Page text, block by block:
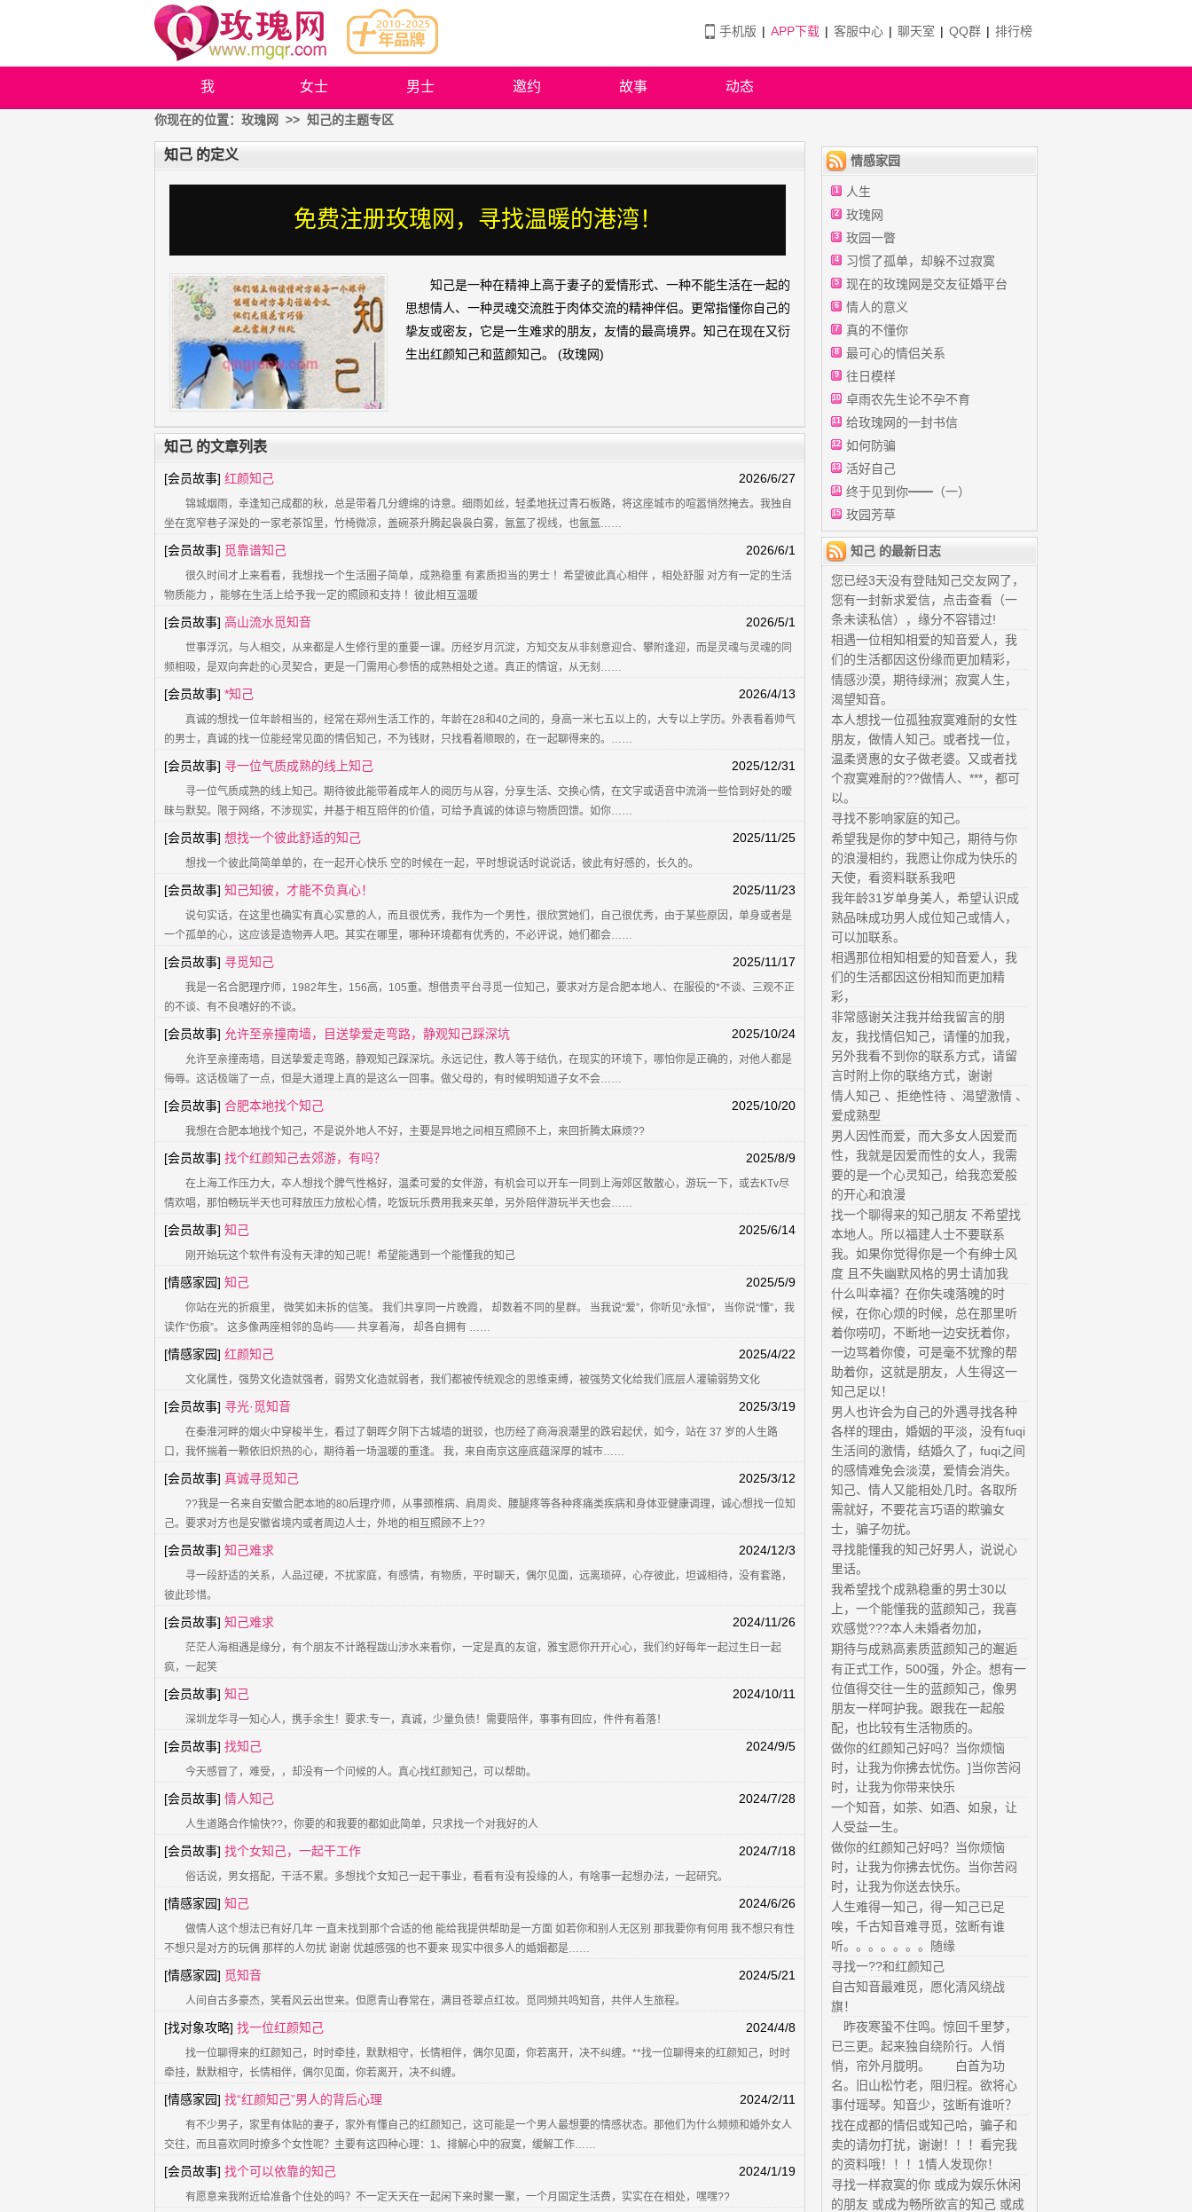
手机版 | APP下载 | 客服中心 | 聊天室 | QQ群 | 排行榜
我 女士 男士 邀约 故事 动态
你现在的位置： 玫瑰网 >> 知己的主题专区
知己 的定义
免费注册玫瑰网，寻找温暖的港湾！
知己是一种在精神上高于妻子的爱情形式、一种不能生活在一起的
思想情人、一种灵魂交流胜于肉体交流的精神伴侣。更常指懂你自己的
挚友或密友，它是一生难求的朋友，友情的最高境界。知己在现在又衍
生出红颜知己和蓝颜知己。 (玫瑰网)
知己 的文章列表
2026/6/27
[会员故事] 红颜知己
锦城烟雨，幸逢知己成都的秋，总是带着几分缠绵的诗意。细雨如丝，轻柔地抚过青石板路，将这座城市的喧嚣悄然掩去。我独自
坐在宽窄巷子深处的一家老茶馆里，竹椅微凉，盖碗茶升腾起袅袅白雾，氤氲了视线，也氤氲……
2026/6/1
[会员故事] 觅靠谱知己
很久时间才上来看看，我想找一个生活圈子简单，成熟稳重 有素质担当的男士 ！希望彼此真心相伴 ，相处舒服 对方有一定的生活
物质能力 ，能够在生活上给予我一定的照顾和支持 ！彼此相互温暖
2026/5/1
[会员故事] 高山流水觅知音
世事浮沉，与人相交，从来都是人生修行里的重要一课。历经岁月沉淀，方知交友从非刻意迎合、攀附逢迎，而是灵魂与灵魂的同
频相吸，是双向奔赴的心灵契合，更是一门需用心参悟的成熟相处之道。真正的情谊，从无刻……
2026/4/13
[会员故事] *知己
真诚的想找一位年龄相当的，经常在郑州生活工作的，年龄在28和40之间的，身高一米七五以上的，大专以上学历。外表看着帅气
的男士，真诚的找一位能经常见面的情侣知己，不为钱财，只找看着顺眼的，在一起聊得来的。……
2025/12/31
[会员故事] 寻一位气质成熟的线上知己
寻一位气质成熟的线上知己。期待彼此能带着成年人的阅历与从容，分享生活、交换心情，在文字或语音中流淌一些恰到好处的暧
昧与默契。限于网络，不涉现实，并基于相互陪伴的价值，可给予真诚的体谅与物质回馈。如你……
2025/11/25
[会员故事] 想找一个彼此舒适的知己
想找一个彼此简简单单的，在一起开心快乐 空的时候在一起，平时想说话时说说话，彼此有好感的，长久的。
2025/11/23
[会员故事] 知己知彼，才能不负真心！
说句实话，在这里也确实有真心实意的人，而且很优秀，我作为一个男性，很欣赏她们，自己很优秀，由于某些原因，单身或者是
一个孤单的心，这应该是造物弄人吧。其实在哪里，哪种环境都有优秀的，不必评说，她们都会……
2025/11/17
[会员故事] 寻觅知己
我是一名合肥理疗师，1982年生，156高，105重。想借贵平台寻觅一位知己，要求对方是合肥本地人、在服役的*不谈、三观不正
的不谈、有不良嗜好的不谈。
2025/10/24
[会员故事] 允许至亲撞南墙，目送挚爱走弯路，静观知己踩深坑
允许至亲撞南墙，目送挚爱走弯路，静观知己踩深坑。永远记住，教人等于结仇，在现实的环境下，哪怕你是正确的，对他人都是
侮辱。这话极端了一点，但是大道理上真的是这么一回事。做父母的，有时候明知道子女不会……
2025/10/20
[会员故事] 合肥本地找个知己
我想在合肥本地找个知己，不是说外地人不好，主要是异地之间相互照顾不上，来回折腾太麻烦??
2025/8/9
[会员故事] 找个红颜知己去郊游，有吗？
在上海工作压力大，夲人想找个脾气性格好，温柔可爱的女伴游，有机会可以开车一同到上海郊区散散心，游玩一下，或去KTv尽
情欢唱，那怕畅玩半天也可释放压力放松心情，吃饭玩乐费用我来买单，另外陪伴游玩半天也会……
2025/6/14
[会员故事] 知己
刚开始玩这个软件有没有天津的知己呢！希望能遇到一个能懂我的知己
2025/5/9
[情感家园] 知己
你站在光的折痕里， 微笑如未拆的信笺。 我们共享同一片晚霞， 却数着不同的星群。 当我说“爱”，你听见“永恒”， 当你说“懂”，我
读作“伤痕”。 这多像两座相邻的岛屿—— 共享着海， 却各自拥有 ……
2025/4/22
[情感家园] 红颜知己
文化属性，强势文化造就强者，弱势文化造就弱者，我们都被传统观念的思维束缚，被强势文化给我们底层人灌输弱势文化
2025/3/19
[会员故事] 寻光·觅知音
在秦淮河畔的烟火中穿梭半生，看过了朝晖夕阴下古城墙的斑驳，也历经了商海浪潮里的跌宕起伏，如今，站在 37 岁的人生路
口，我怀揣着一颗依旧炽热的心，期待着一场温暖的重逢。 我，来自南京这座底蕴深厚的城市……
2025/3/12
[会员故事] 真诚寻觅知己
??我是一名来自安徽合肥本地的80后理疗师，从事颈椎病、肩周炎、腰腿疼等各种疼痛类疾病和身体亚健康调理，诚心想找一位知
己。要求对方也是安徽省境内或者周边人士，外地的相互照顾不上??
2024/12/3
[会员故事] 知己难求
寻一段舒适的关系，人品过硬，不扰家庭，有感情，有物质，平时聊天，偶尔见面，远离琐碎，心存彼此，坦诚相待，没有套路，
彼此珍惜。
2024/11/26
[会员故事] 知己难求
茫茫人海相遇是缘分，有个朋友不计路程跋山涉水来看你，一定是真的友谊，雅宝愿你开开心心，我们约好每年一起过生日一起
疯，一起笑
2024/10/11
[会员故事] 知己
深圳龙华寻一知心人，携手余生！要求:专一，真诚，少量负债！需要陪伴，事事有回应，件件有着落！
2024/9/5
[会员故事] 找知己
今天感冒了，难受，，却没有一个问候的人。真心找红颜知己，可以帮助。
2024/7/28
[会员故事] 情人知己
人生道路合作愉快??，你要的和我要的都如此简单，只求找一个对我好的人
2024/7/18
[会员故事] 找个女知己，一起干工作
俗话说，男女搭配，干活不累。多想找个女知己一起干事业，看看有没有投缘的人，有啥事一起想办法，一起研究。
2024/6/26
[情感家园] 知己
做情人这个想法已有好几年 一直未找到那个合适的他 能给我提供帮助是一方面 如若你和别人无区别 那我要你有何用 我不想只有性
不想只是对方的玩偶 那样的人勿扰 谢谢 优越感强的也不要来 现实中很多人的婚姻都是……
2024/5/21
[情感家园] 觅知音
人间自古多豪杰，笑看风云出世来。但愿青山春常在，满目苍翠点红妆。觅同频共鸣知音，共伴人生旅程。
2024/4/8
[找对象攻略] 找一位红颜知己
找一位聊得来的红颜知己，时时牵挂，默默相守，长情相伴，偶尔见面，你若离开，决不纠缠。**找一位聊得来的红颜知己，时时
牵挂，默默相守，长情相伴，偶尔见面，你若离开，决不纠缠。
2024/2/11
[情感家园] 找“红颜知己”男人的背后心理
有不少男子，家里有体贴的妻子，家外有懂自己的红颜知己，这可能是一个男人最想要的情感状态。那他们为什么频频和婚外女人
交往，而且喜欢同时撩多个女性呢？主要有这四种心理：1、排解心中的寂寞，缓解工作……
2024/1/19
[会员故事] 找个可以依靠的知己
有愿意来我附近给准备个住处的吗？不一定天天在一起闲下来时聚一聚，一个月固定生活费，实实在在相处，嘿嘿??
情感家园
1 人生
2 玫瑰网
3 玫园一瞥
4 习惯了孤单，却躲不过寂寞
5 现在的玫瑰网是交友征婚平台
6 情人的意义
7 真的不懂你
8 最可心的情侣关系
9 往日模样
10 卓雨农先生论不孕不育
11 给玫瑰网的一封书信
12 如何防骗
13 活好自己
14 终于见到你━━（一）
15 玫园芳草
知己 的最新日志
您已经3天没有登陆知己交友网了，
您有一封新求爱信，点击查看（一
条未读私信），缘分不容错过!
相遇一位相知相爱的知音爱人，我
们的生活都因这份缘而更加精彩，
情感沙漠，期待绿洲；寂寞人生，
渴望知音。
本人想找一位孤独寂寞难耐的女性
朋友，做情人知己。或者找一位，
温柔贤惠的女子做老婆。又或者找
个寂寞难耐的??做情人、***，都可
以。
寻找不影响家庭的知己。
希望我是你的梦中知己，期待与你
的浪漫相约，我愿让你成为快乐的
天使，看资料联系我吧
我年龄31岁单身美人，希望认识成
熟品味成功男人成位知己或情人，
可以加联系。
相遇那位相知相爱的知音爱人，我
们的生活都因这份相知而更加精
彩，
非常感谢关注我并给我留言的朋
友，我找情侣知己，请懂的加我，
另外我看不到你的联系方式，请留
言时附上你的联络方式，谢谢
情人知己 、拒绝性待 、渴望激情 、
爱成熟型
男人因性而爱，而大多女人因爱而
性，我就是因爱而性的女人，我需
要的是一个心灵知己，给我恋爱般
的开心和浪漫
找一个聊得来的知己朋友 不希望找
本地人。所以福建人士不要联系
我。如果你觉得你是一个有绅士风
度 且不失幽默风格的男士请加我
什么叫幸福？在你失魂落魄的时
候，在你心烦的时候，总在那里听
着你唠叨，不断地一边安抚着你，
一边骂着你傻，可是毫不犹豫的帮
助着你，这就是朋友，人生得这一
知己足以！
男人也许会为自己的外遇寻找各种
各样的理由，婚姻的平淡，没有fuqi
生活间的激情，结婚久了，fuqi之间
的感情难免会淡漠，爱情会消失。
知己、情人又能相处几时。各取所
需就好，不要花言巧语的欺骗女
士，骗子勿扰。
寻找能懂我的知己好男人，说说心
里话。
我希望找个成熟稳重的男士30以
上，一个能懂我的蓝颜知己，我喜
欢感觉???本人未婚者勿加，
期待与成熟高素质蓝颜知己的邂逅
有正式工作，500强，外企。想有一
位值得交往一生的蓝颜知己，像男
朋友一样呵护我。跟我在一起般
配，也比较有生活物质的。
做你的红颜知己好吗？当你烦恼
时，让我为你拂去忧伤。]当你苦闷
时，让我为你带来快乐
一个知音，如茶、如酒、如泉，让
人受益一生。
做你的红颜知己好吗？当你烦恼
时，让我为你拂去忧伤。当你苦闷
时，让我为你送去快乐。
人生难得一知己，得一知己已足
唉，千古知音难寻觅，弦断有谁
听。。。。。。。随缘
寻找一??和红颜知己
自古知音最难觅，愿化清风绕战
旗！
昨夜寒蛩不住鸣。惊回千里梦，
已三更。起来独自绕阶行。人悄
悄，帘外月胧明。 白首为功
名。旧山松竹老，阻归程。欲将心
事付瑶琴。知音少，弦断有谁听？
找在成都的情侣或知己哈，骗子和
卖的请勿打扰，谢谢！！！看完我
的资料哦！！！1情人发现你！
寻找一样寂寞的你 或成为娱乐休闲
的朋友 或成为畅所欲言的知己 或成